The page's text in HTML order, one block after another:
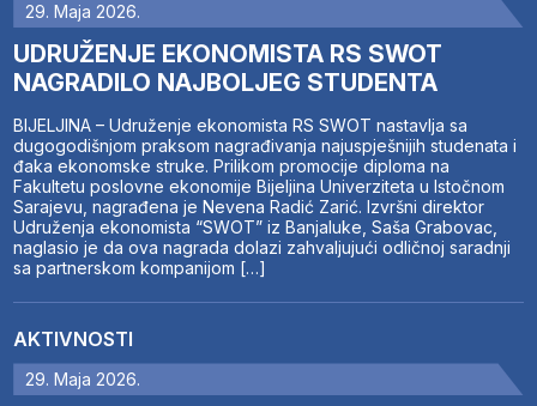
29. Maja 2026.
UDRUŽENJE EKONOMISTA RS SWOT
NAGRADILO NAJBOLJEG STUDENTA
BIJELJINA – Udruženje ekonomista RS SWOT nastavlja sa
dugogodišnjom praksom nagrađivanja najuspješnijih studenata i
đaka ekonomske struke. Prilikom promocije diploma na
Fakultetu poslovne ekonomije Bijeljina Univerziteta u Istočnom
Sarajevu, nagrađena je Nevena Radić Zarić. Izvršni direktor
Udruženja ekonomista “SWOT” iz Banjaluke, Saša Grabovac,
naglasio je da ova nagrada dolazi zahvaljujući odličnoj saradnji
sa partnerskom kompanijom […]
AKTIVNOSTI
29. Maja 2026.